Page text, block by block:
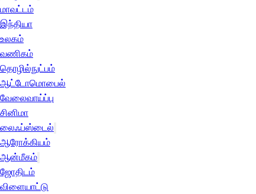
மாவட்டம்
இந்தியா
உலகம்
வணிகம்
தொழில்நுட்பம்
ஆட்டோமொபைல்
வேலைவாய்ப்பு
சினிமா
லைஃப்ஸ்டைல்
ஆரோக்கியம்
ஆன்மீகம்
ஜோதிடம்
விளையாட்டு